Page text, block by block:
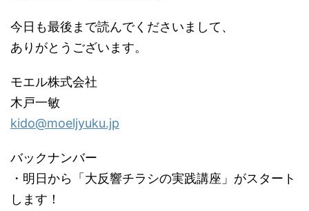
今日も最後まで読んでくださいまして、
ありがとうございます。
モエル株式会社
木戸一敏
kido@moeljyuku.jp
バックナンバー
・明日から「大反響チラシの実践講座」がスタート
します！